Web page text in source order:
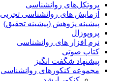
پروتکل‌های روانشناسی
آزمایش های روانشناسی تجربی
پیشینه پژوهش (پیشینه تحقیق)
پروپوزال
نرم افزار های روانشناسی
کتاب صوتی
پیشنهاد شگفت انگیز
مجموعه کنکورهای روانشناسی